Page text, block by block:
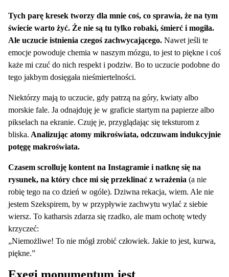
Tych parę kresek tworzy dla mnie coś, co sprawia, że na tym
świecie warto żyć. Że nie są tu tylko robaki, śmierć i mogiła.
Ale uczucie istnienia czegoś zachwycającego. Nawet jeśli te
emocje powoduje chemia w naszym mózgu, to jest to piękne i coś
każe mi czuć do nich respekt i podziw. Bo to uczucie podobne do
tego jakbym dosięgała nieśmiertelności.
Niektórzy mają to uczucie, gdy patrzą na góry, kwiaty albo
morskie fale. Ja odnajduję je w graficie startym na papierze albo
pikselach na ekranie. Czuję je, przyglądając się teksturom z
bliska. Analizując atomy mikroświata, odczuwam indukcyjnie
potęgę makroświata.
Czasem scrolluję kontent na Instagramie i natknę się na
rysunek, na który chce mi się przeklinać z wrażenia (a nie
robię tego na co dzień w ogóle). Dziwna rekacja, wiem. Ale nie
jestem Szekspirem, by w przypływie zachwytu wylać z siebie
wiersz. To katharsis zdarza się rzadko, ale mam ochotę wtedy
krzyczeć:
„Niemożliwe! To nie mógł zrobić człowiek. Jakie to jest, kurwa,
piękne.”